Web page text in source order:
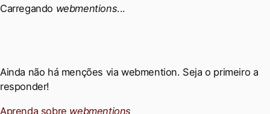
Carregando webmentions...
Ainda não há menções via webmention. Seja o primeiro a
responder!
Aprenda sobre webmentions